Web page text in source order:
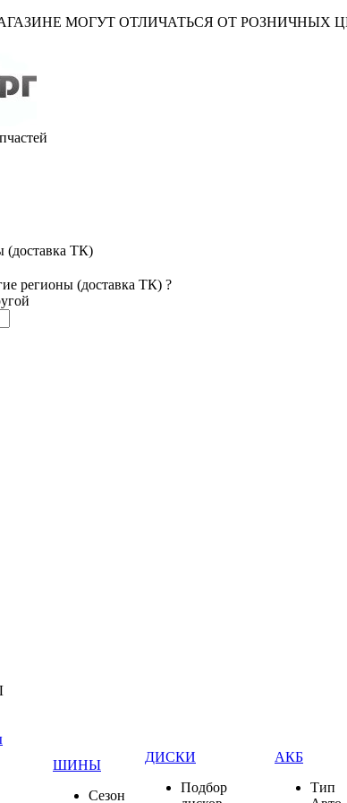
МОГУТ ОТЛИЧАТЬСЯ ОТ РОЗНИЧНЫХ
(доставка ТК)
регионы (доставка ТК) ?
ШИНЫ
Сезон
ДИСКИ
Подбор
АКБ
Тип